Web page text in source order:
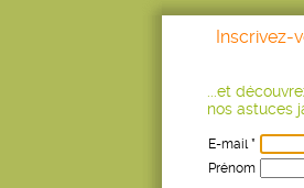
Inscrivez-
...et
nos astuces
E-mail *
Prénom